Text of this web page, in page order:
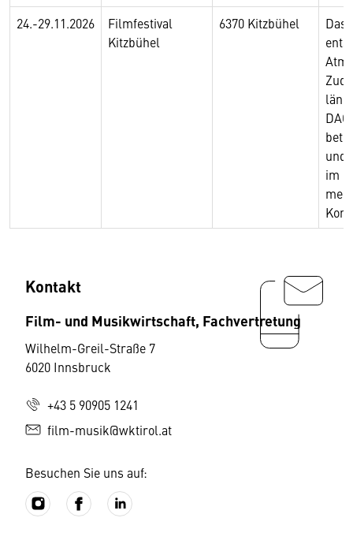
24.-29.11.2026
Filmfestival
Kitzbühel
6370 Kitzbühel
Das
und
im
Kontakt
Film- und Musikwirtschaft, Fachvertretung
Wilhelm-Greil-Straße 7
6020 Innsbruck
+43 5 90905 1241
film-musik@wktirol.at
Besuchen Sie uns auf: